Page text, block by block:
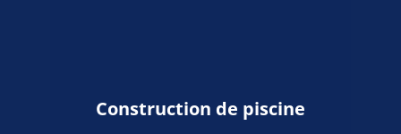
Construction de piscine